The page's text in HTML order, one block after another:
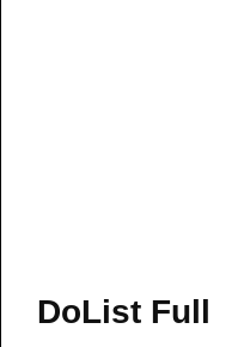
DoList Full